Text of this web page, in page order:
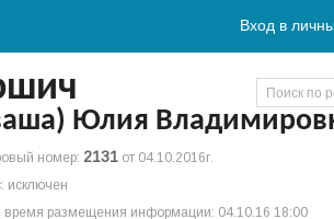
Вход в
Юлия
номер: 2131 от 04.10.2016г.
исключен
время размещения информации: 04.10.16 18:00